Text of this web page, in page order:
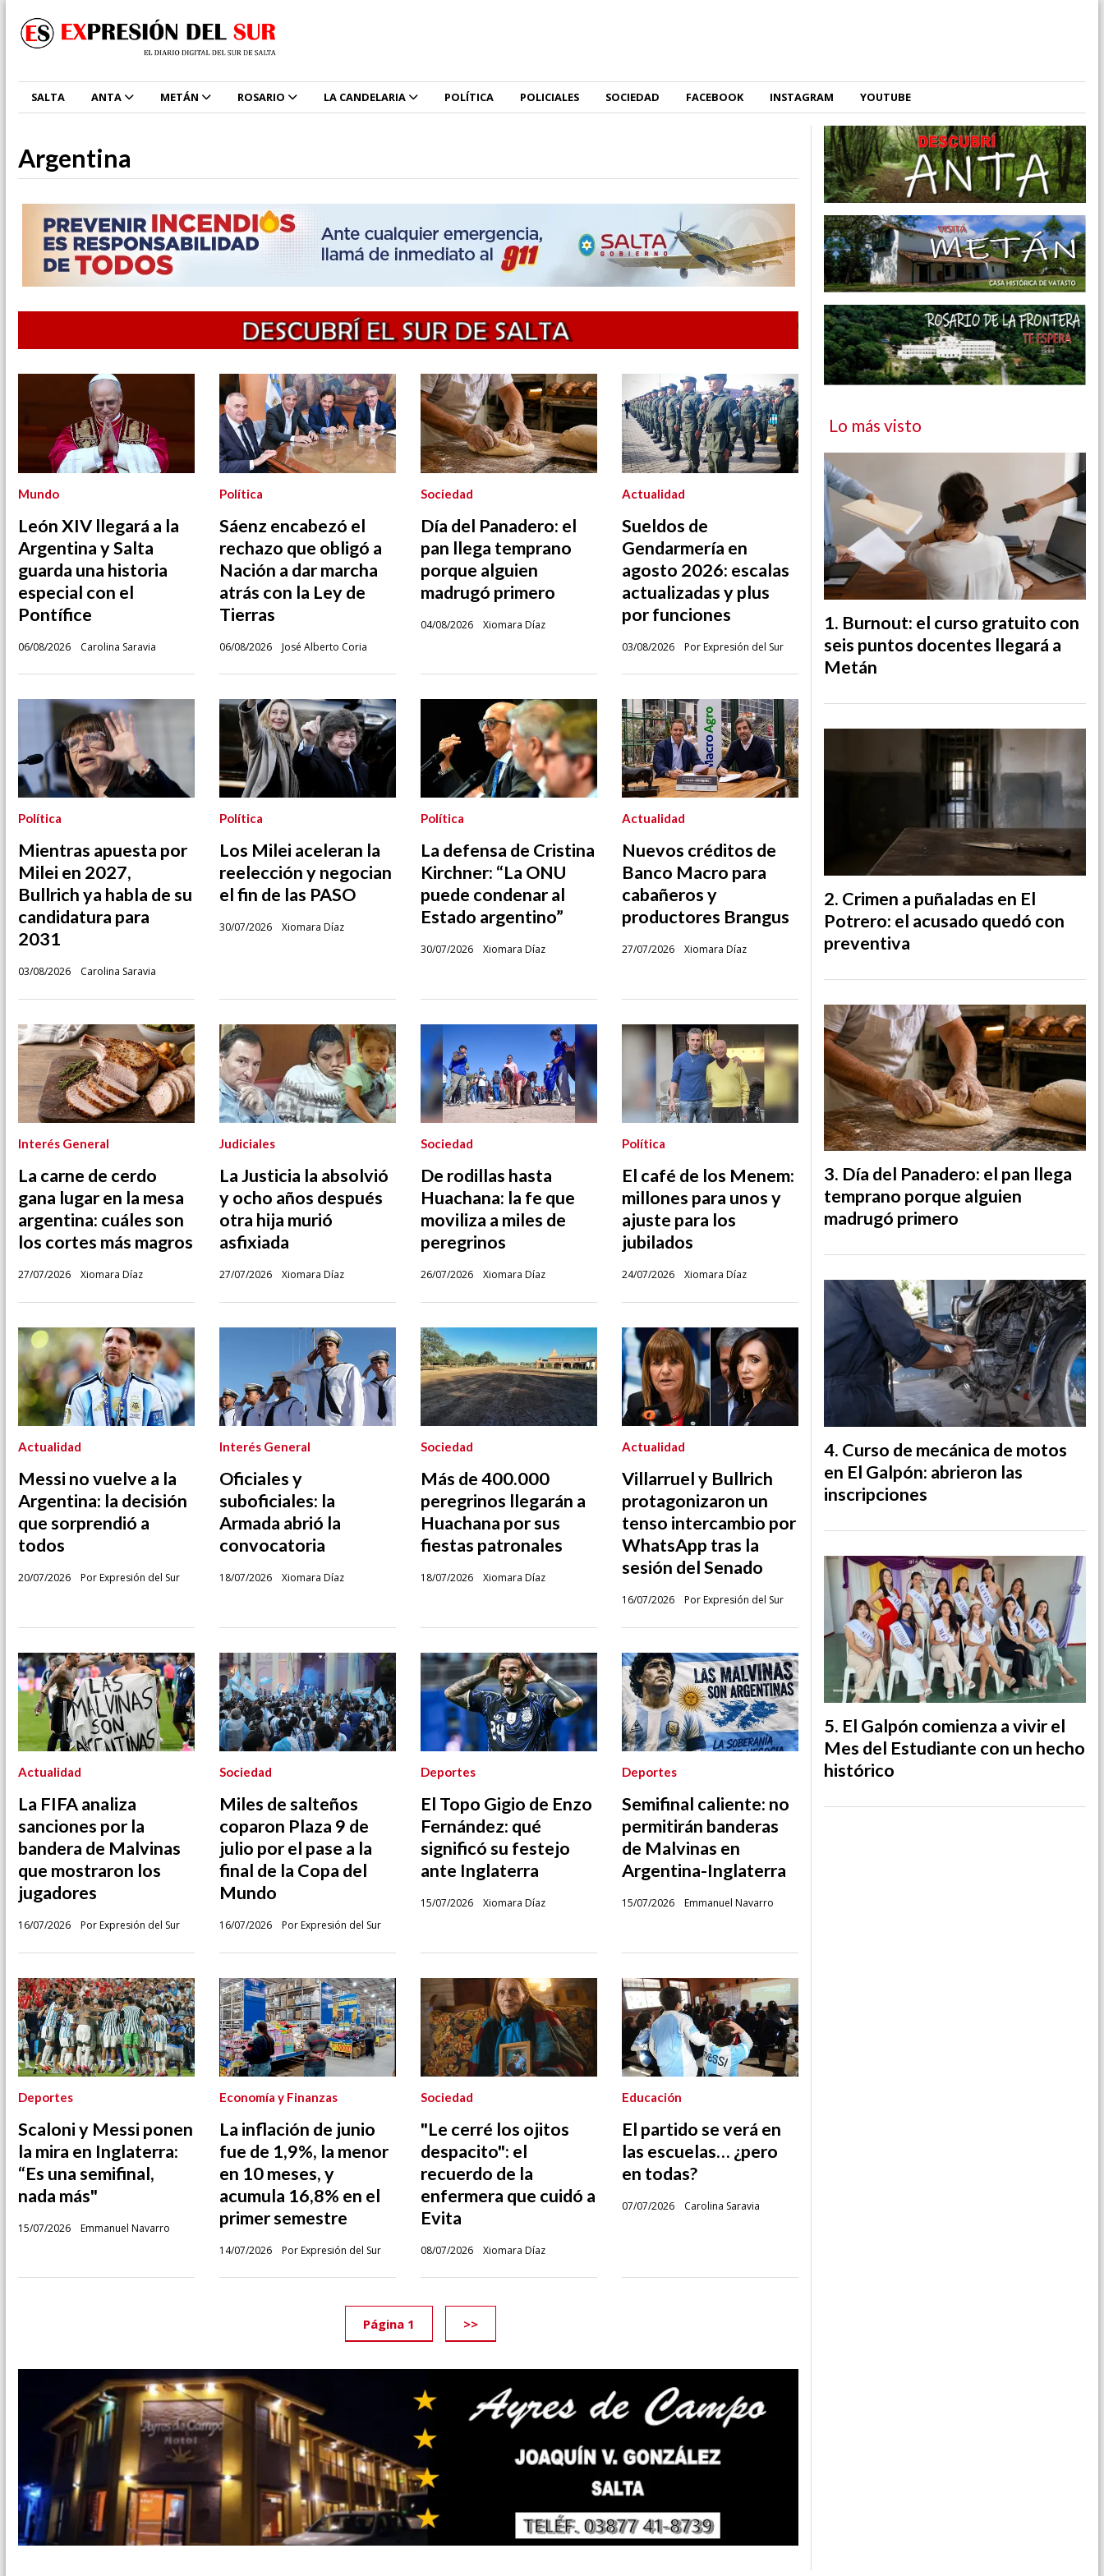
SALTA ANTA METÁN ROSARIO LA CANDELARIA POLÍTICA POLICIALES SOCIEDAD FACEBOOK INSTAGRAM YOUTUBE
Argentina
León XIV llegará a la
Argentina y Salta
guarda una historia
especial con el
Pontífice
Carolina Saravia
Mundo
06/08/2026
Sáenz encabezó el
rechazo que obligó a
Nación a dar marcha
atrás con la Ley de
Tierras
José Alberto Coria
Política
06/08/2026
Día del Panadero: el
pan llega temprano
porque alguien
madrugó primero
Xiomara Díaz
Sociedad
04/08/2026
Sueldos de
Gendarmería en
agosto 2026: escalas
actualizadas y plus
por funciones
Por Expresión del Sur
Actualidad
03/08/2026
Mientras apuesta por
Milei en 2027,
Bullrich ya habla de su
candidatura para
2031
Carolina Saravia
Política
03/08/2026
Los Milei aceleran la
reelección y negocian
el fin de las PASO
Xiomara Díaz
Política
30/07/2026
La defensa de Cristina
Kirchner: “La ONU
puede condenar al
Estado argentino”
Xiomara Díaz
Política
30/07/2026
Nuevos créditos de
Banco Macro para
cabañeros y
productores Brangus
Xiomara Díaz
Actualidad
27/07/2026
La carne de cerdo
gana lugar en la mesa
argentina: cuáles son
los cortes más magros
Xiomara Díaz
Interés General
27/07/2026
La Justicia la absolvió
y ocho años después
otra hija murió
asfixiada
Xiomara Díaz
Judiciales
27/07/2026
De rodillas hasta
Huachana: la fe que
moviliza a miles de
peregrinos
Xiomara Díaz
Sociedad
26/07/2026
El café de los Menem:
millones para unos y
ajuste para los
jubilados
Xiomara Díaz
Política
24/07/2026
Messi no vuelve a la
Argentina: la decisión
que sorprendió a
todos
Por Expresión del Sur
Actualidad
20/07/2026
Oficiales y
suboficiales: la
Armada abrió la
convocatoria
Xiomara Díaz
Interés General
18/07/2026
Más de 400.000
peregrinos llegarán a
Huachana por sus
fiestas patronales
Xiomara Díaz
Sociedad
18/07/2026
Villarruel y Bullrich
protagonizaron un
tenso intercambio por
WhatsApp tras la
sesión del Senado
Por Expresión del Sur
Actualidad
16/07/2026
La FIFA analiza
sanciones por la
bandera de Malvinas
que mostraron los
jugadores
Por Expresión del Sur
Actualidad
16/07/2026
Miles de salteños
coparon Plaza 9 de
julio por el pase a la
final de la Copa del
Mundo
Por Expresión del Sur
Sociedad
16/07/2026
El Topo Gigio de Enzo
Fernández: qué
significó su festejo
ante Inglaterra
Xiomara Díaz
Deportes
15/07/2026
Semifinal caliente: no
permitirán banderas
de Malvinas en
Argentina-Inglaterra
Emmanuel Navarro
Deportes
15/07/2026
Scaloni y Messi ponen
la mira en Inglaterra:
“Es una semifinal,
nada más"
Emmanuel Navarro
Deportes
15/07/2026
La inflación de junio
fue de 1,9%, la menor
en 10 meses, y
acumula 16,8% en el
primer semestre
Por Expresión del Sur
Economía y Finanzas
14/07/2026
"Le cerré los ojitos
despacito": el
recuerdo de la
enfermera que cuidó a
Evita
Xiomara Díaz
Sociedad
08/07/2026
El partido se verá en
las escuelas… ¿pero
en todas?
Carolina Saravia
Educación
07/07/2026
Página 1 >>
Lo más visto
Burnout: el curso gratuito con
seis puntos docentes llegará a
Metán
Crimen a puñaladas en El
Potrero: el acusado quedó con
preventiva
Día del Panadero: el pan llega
temprano porque alguien
madrugó primero
Curso de mecánica de motos
en El Galpón: abrieron las
inscripciones
El Galpón comienza a vivir el
Mes del Estudiante con un hecho
histórico